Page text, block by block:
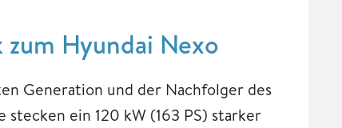
Hyundai Nexo
Generation und der Nachfolger des
ein 120 kW (163 PS) starker